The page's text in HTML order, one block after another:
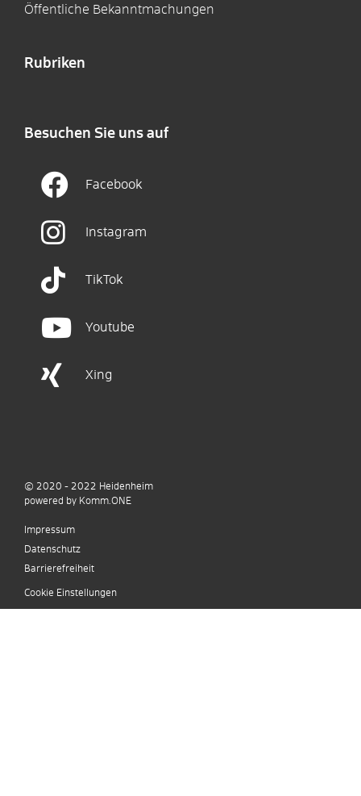
Öffentliche Bekanntmachungen
Rubriken
Besuchen Sie uns auf
Facebook
Instagram
TikTok
Youtube
Xing
© 2020 - 2022 Heidenheim
powered by Komm.ONE
Impressum
Datenschutz
Barrierefreiheit
Cookie Einstellungen